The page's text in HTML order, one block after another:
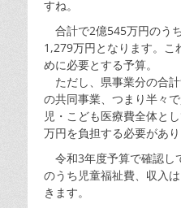
すね。
合計で2億545万円のう
1,279万円となります。こ
めに必要とする予算。
ただし、県事業分の合
の共同事業、つまり半々
児・こども医療費全体と
万円を負担する必要があり
令和3年度予算で確認し
のうち児童福祉費、収入
きます。